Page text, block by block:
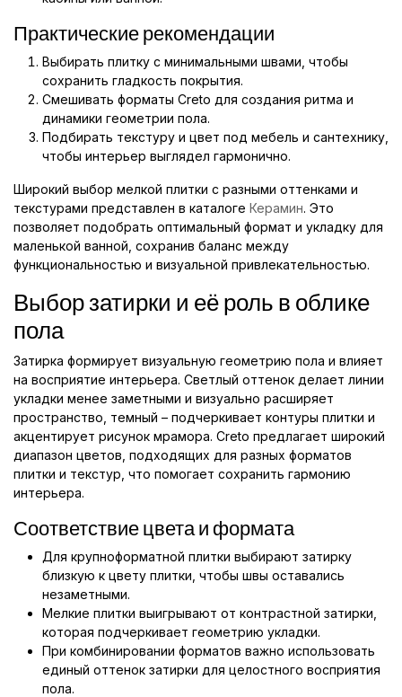
Практические рекомендации
Выбирать плитку с минимальными швами, чтобы
сохранить гладкость покрытия.
Смешивать форматы Creto для создания ритма и
динамики геометрии пола.
Подбирать текстуру и цвет под мебель и сантехнику,
чтобы интерьер выглядел гармонично.
Широкий выбор мелкой плитки с разными оттенками и
текстурами представлен в каталоге Керамин. Это
позволяет подобрать оптимальный формат и укладку для
маленькой ванной, сохранив баланс между
функциональностью и визуальной привлекательностью.
Выбор затирки и её роль в облике
пола
Затирка формирует визуальную геометрию пола и влияет
на восприятие интерьера. Светлый оттенок делает линии
укладки менее заметными и визуально расширяет
пространство, темный – подчеркивает контуры плитки и
акцентирует рисунок мрамора. Creto предлагает широкий
диапазон цветов, подходящих для разных форматов
плитки и текстур, что помогает сохранить гармонию
интерьера.
Соответствие цвета и формата
Для крупноформатной плитки выбирают затирку
близкую к цвету плитки, чтобы швы оставались
незаметными.
Мелкие плитки выигрывают от контрастной затирки,
которая подчеркивает геометрию укладки.
При комбинировании форматов важно использовать
единый оттенок затирки для целостного восприятия
пола.